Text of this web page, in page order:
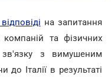
на запитання
та фізичних
з вимушеним
до Італії в результаті